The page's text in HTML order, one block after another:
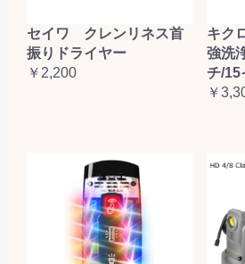
セイワ クレンリネス首
振りドライヤー
￥2,200
キク
強洗
チ/15
￥